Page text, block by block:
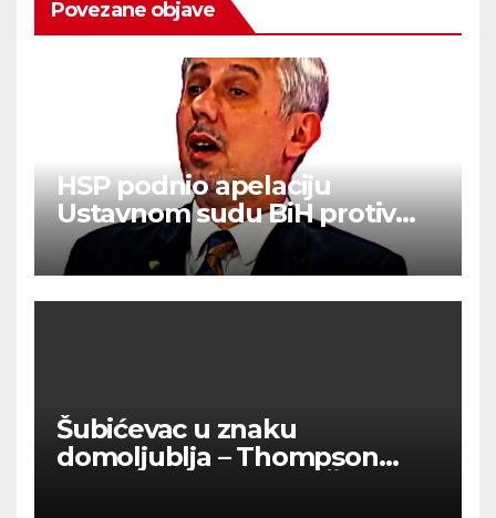
Povezane objave
HSP podnio apelaciju
Ustavnom sudu BiH protiv
ovjere kandidature Slavena
Kovačevića
Šubićevac u znaku
domoljublja – Thompson